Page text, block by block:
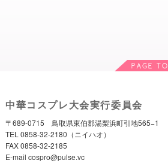
中華コスプレ大会実行委員会
〒689-0715 鳥取県東伯郡湯梨浜町引地565−1
TEL 0858-32-2180（ニイハオ）
FAX 0858-32-2185
E-mail cospro@pulse.vc